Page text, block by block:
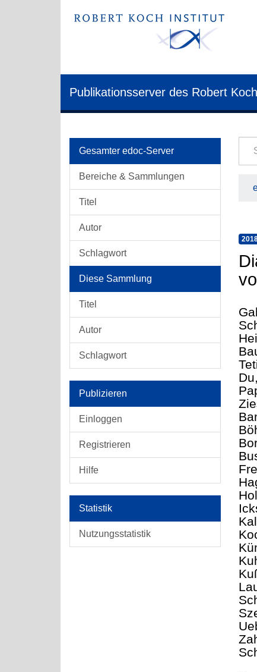
Publikationsserver des Robert
Gesamter edoc-Server
Bereiche & Sammlungen
Titel
Autor
Schlagwort
Diese Sammlung
Titel
Autor
Schlagwort
Publizieren
Einloggen
Registrieren
Hilfe
Statistik
Nutzungsstatistik